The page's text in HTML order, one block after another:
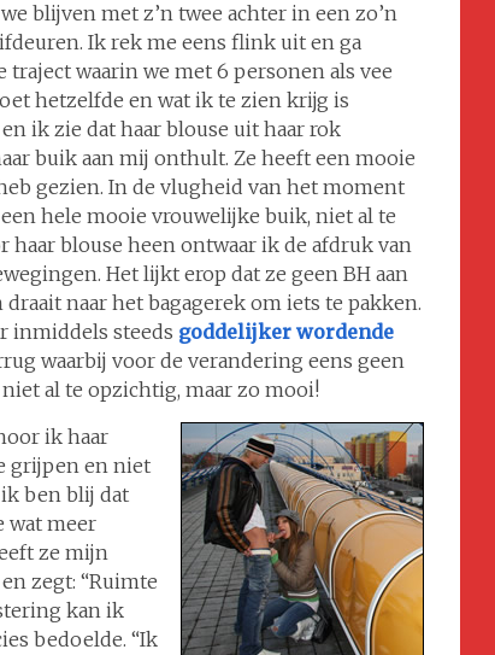
blijven met z’n twee achter in een zo’n
Ik rek me eens flink uit en ga
waarin we met 6 personen als vee
hetzelfde en wat ik te zien krijg is
ik zie dat haar blouse uit haar rok
buik aan mij onthult. Ze heeft een mooie
gezien. In de vlugheid van het moment
hele mooie vrouwelijke buik, niet al te
blouse heen ontwaar ik de afdruk van
Het lijkt erop dat ze geen BH aan
naar het bagagerek om iets te pakken.
inmiddels steeds goddelijker wordende
waarbij voor de verandering eens geen
al te opzichtig, maar zo mooi!
ik haar
grijpen en niet
ben blij dat
wat meer
ze mijn
zegt: “Ruimte
kan ik
bedoelde. “Ik